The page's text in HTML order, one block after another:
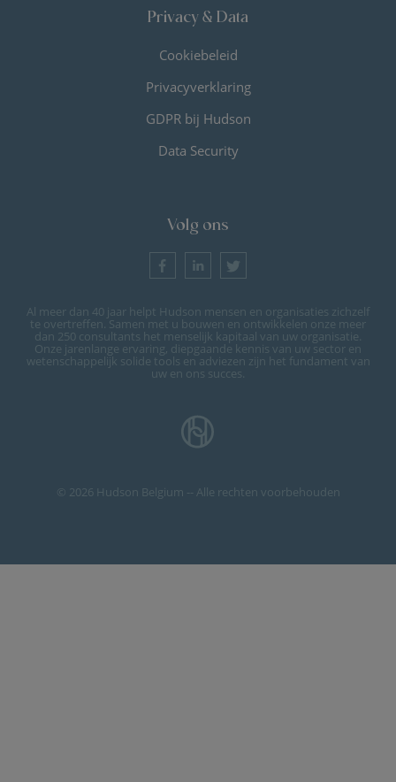
Privacy & Data
Cookiebeleid
Privacyverklaring
GDPR bij Hudson
Data Security
Volg ons
Al meer dan 40 jaar helpt Hudson mensen en organisaties zichzelf
te overtreffen. Samen met u bouwen en ontwikkelen onze meer
dan 250 consultants het menselijk kapitaal van uw organisatie.
Onze jarenlange ervaring, diepgaande kennis van uw sector en
wetenschappelijk solide tools en adviezen zijn het fundament van
uw en ons succes.
© 2026 Hudson Belgium -- Alle rechten voorbehouden